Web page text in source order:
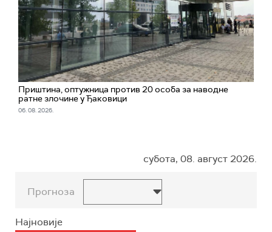
Приштина, оптужница против 20 особа за наводне
ратне злочине у Ђаковици
06. 08. 2026.
субота, 08. август 2026.
Прогноза
Најновије